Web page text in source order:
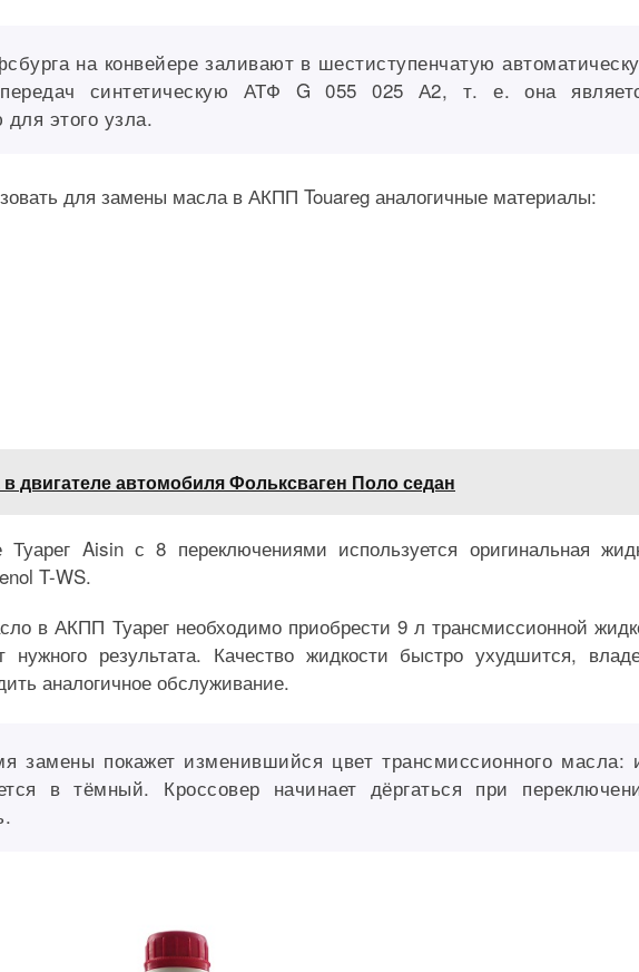
на конвейере заливают в шестиступенчатую
передач синтетическую АТФ G 055 025 А2, т. е. она
этого узла.
для замены масла в АКПП Touareg аналогичные материалы:
двигателе автомобиля Фольксваген Поло седан
Aisin с 8 переключениями используется оригинальная
T-WS.
в АКПП Туарег необходимо приобрести 9 л трансмиссионной
результата. Качество жидкости быстро ухудшится,
аналогичное обслуживание.
замены покажет изменившийся цвет трансмиссионного масла:
в тёмный. Кроссовер начинает дёргаться при